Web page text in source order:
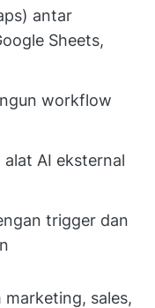
antar
Sheets,
workflow
AI eksternal
trigger dan
sales,